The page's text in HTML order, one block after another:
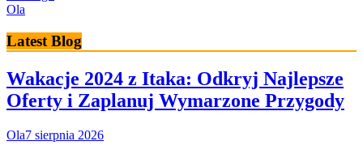
Ola
Latest Blog
Wakacje 2024 z Itaka: Odkryj Najlepsze
Oferty i Zaplanuj Wymarzone Przygody
Ola7 sierpnia 2026